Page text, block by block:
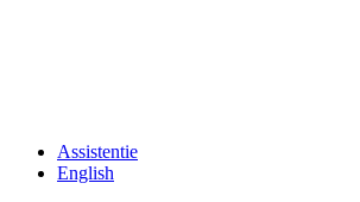
Assistentie
English